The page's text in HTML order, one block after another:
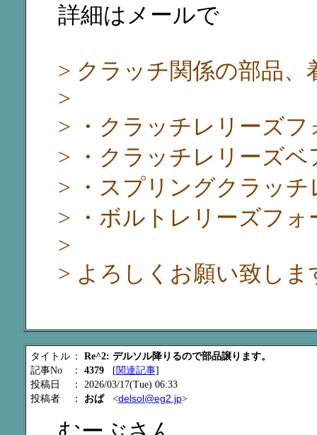
詳細はメールで
> クラッチ関係の部品
>
> ・クラッチレリーズフ
> ・クラッチレリーズベ
> ・スプリングクラッチ
> ・ボルトレリーズフォ
>
> よろしくお願い致しま
タイトル ： Re^2: デルソル降りるので部品譲ります。
記事No
： 4379[関連記事]
投稿日
： 2026/03/17(Tue) 06:33
投稿者
： おぱ<delsol@eg2.jp>